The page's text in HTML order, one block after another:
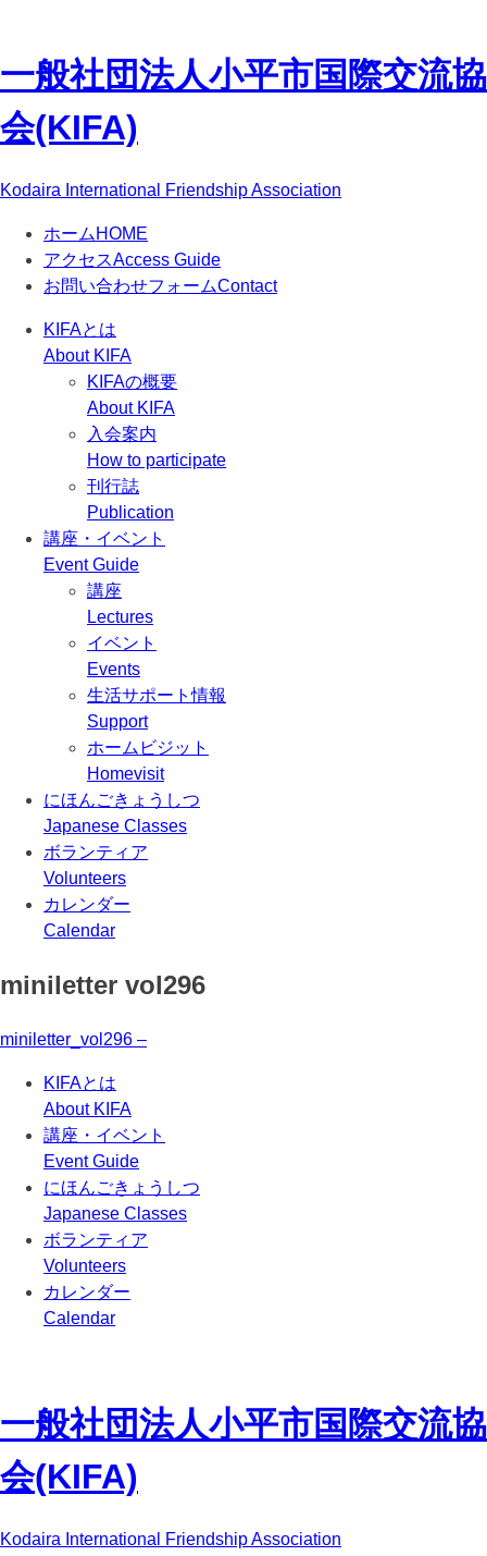
一般社団法人小平市国際交流協
会(KIFA)
Kodaira International Friendship Association
ホーム HOME
アクセスAccess Guide
お問い合わせフォームContact
KIFAとは
About KIFA
KIFAの概要
About KIFA
入会案内
How to participate
刊行誌
Publication
講座・イベント
Event Guide
講座
Lectures
イベント
Events
生活サポート情報
Support
ホームビジット
Homevisit
にほんごきょうしつ
Japanese Classes
ボランティア
Volunteers
カレンダー
Calendar
miniletter vol296
miniletter_vol296 –
KIFAとは
About KIFA
講座・イベント
Event Guide
にほんごきょうしつ
Japanese Classes
ボランティア
Volunteers
カレンダー
Calendar
一般社団法人小平市国際交流協
会(KIFA)
Kodaira International Friendship Association